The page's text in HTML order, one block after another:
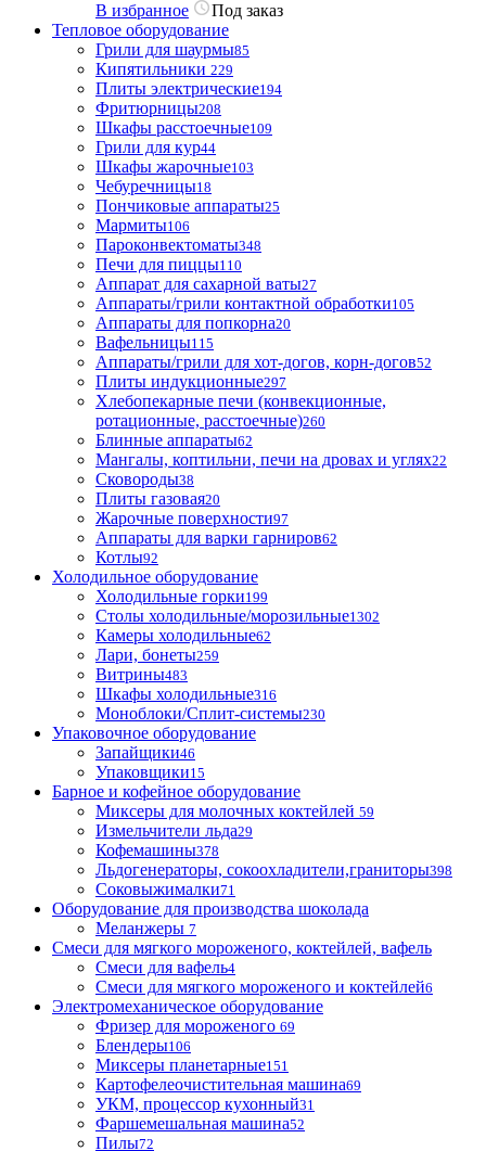
В избранное
Под заказ
Тепловое оборудование
Грили для шаурмы85
Кипятильники 229
Плиты электрические194
Фритюрницы208
Шкафы расстоечные109
Грили для кур44
Шкафы жарочные103
Чебуречницы18
Пончиковые аппараты25
Мармиты106
Пароконвектоматы348
Печи для пиццы110
Аппарат для сахарной ваты27
Аппараты/грили контактной обработки105
Аппараты для попкорна20
Вафельницы115
Аппараты/грили для хот-догов, корн-догов52
Плиты индукционные297
Хлебопекарные печи (конвекционные,
ротационные, расстоечные)260
Блинные аппараты62
Мангалы, коптильни, печи на дровах и углях22
Сковороды38
Плиты газовая20
Жарочные поверхности97
Аппараты для варки гарниров62
Котлы92
Холодильное оборудование
Холодильные горки199
Столы холодильные/морозильные1302
Камеры холодильные62
Лари, бонеты259
Витрины483
Шкафы холодильные316
Моноблоки/Сплит-системы230
Упаковочное оборудование
Запайщики46
Упаковщики15
Барное и кофейное оборудование
Миксеры для молочных коктейлей 59
Измельчители льда29
Кофемашины378
Льдогенераторы, сокоохладители,граниторы398
Соковыжималки71
Оборудование для производства шоколада
Меланжеры 7
Смеси для мягкого мороженого, коктейлей, вафель
Смеси для вафель4
Смеси для мягкого мороженого и коктейлей6
Электромеханическое оборудование
Фризер для мороженого 69
Блендеры106
Миксеры планетарные151
Картофелеочистительная машина69
УКМ, процессор кухонный31
Фаршемешальная машина52
Пилы72